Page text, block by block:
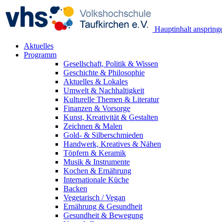
Hauptinhalt
Aktuelles
Programm
Gesellschaft, Politik & Wissen
Geschichte & Philosophie
Aktuelles & Lokales
Umwelt & Nachhaltigkeit
Kulturelle Themen & Literatur
Finanzen & Vorsorge
Kunst, Kreativität & Gestalten
Zeichnen & Malen
Gold- & Silberschmieden
Handwerk, Kreatives & Nähen
Töpfern & Keramik
Musik & Instrumente
Kochen & Ernährung
Internationale Küche
Backen
Vegetarisch / Vegan
Ernährung & Gesundheit
Gesundheit & Bewegung